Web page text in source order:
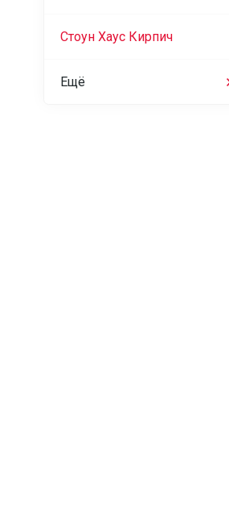
Стоун Хаус Кирпич
Ещё